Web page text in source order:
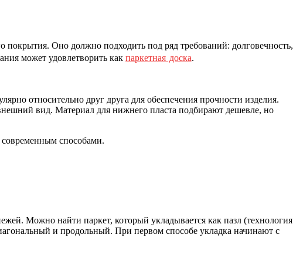
Оно должно подходить под ряд требований: долговечность,
может удовлетворить как паркетная доска.
относительно друг друга для обеспечения прочности изделия.
вид. Материал для нижнего пласта подбирают дешевле, но
способами.
Можно найти паркет, который укладывается как пазл (технология
и продольный. При первом способе укладка начинают с